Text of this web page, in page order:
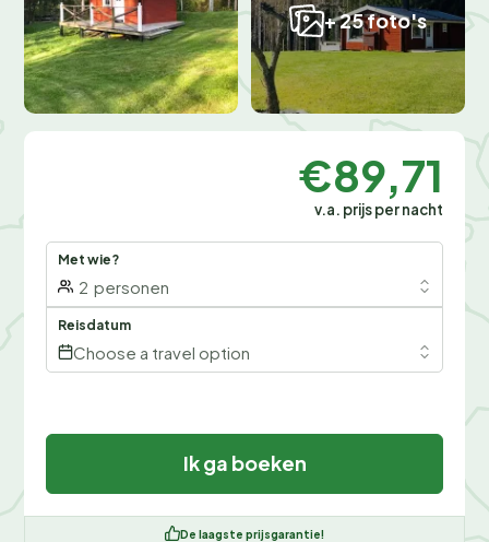
+ 25 foto's
€89,71
v.a. prijs per nacht
Met wie?
2 personen
Reisdatum
Choose a travel option
Ik ga boeken
De laagste prijsgarantie!